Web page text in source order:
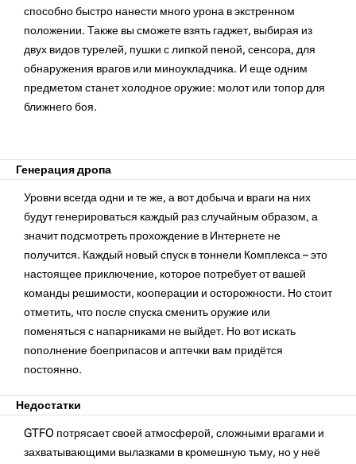
способно быстро нанести много урона в экстренном
положении. Также вы сможете взять гаджет, выбирая из
двух видов турелей, пушки с липкой пеной, сенсора, для
обнаружения врагов или миноукладчика. И еще одним
предметом станет холодное оружие: молот или топор для
ближнего боя.
Генерация дропа
Уровни всегда одни и те же, а вот добыча и враги на них
будут генерироваться каждый раз случайным образом, а
значит подсмотреть прохождение в Интернете не
получится. Каждый новый спуск в тоннели Комплекса – это
настоящее приключение, которое потребует от вашей
команды решимости, кооперации и осторожности. Но стоит
отметить, что после спуска сменить оружие или
поменяться с напарниками не выйдет. Но вот искать
пополнение боеприпасов и аптечки вам придётся
постоянно.
Недостатки
GTFO потрясает своей атмосферой, сложными врагами и
захватывающими вылазками в кромешную тьму, но у неё